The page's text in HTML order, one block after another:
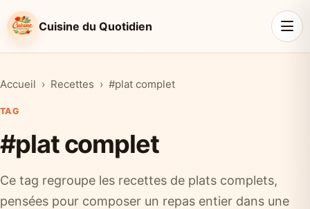
Cuisine du Quotidien
Accueil Recettes #plat complet
TAG
#plat complet
Ce tag regroupe les recettes de plats complets,
pensées pour composer un repas entier dans une